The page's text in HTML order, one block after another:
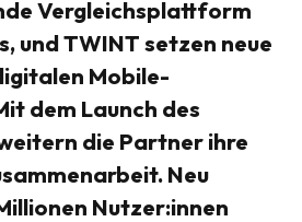
Vergleichsplattform
und TWINT setzen neue
Mobile-
dem Launch des
die Partner ihre
Neu
Nutzer:innen